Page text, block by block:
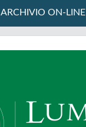
ARCHIVIO ON-LINE